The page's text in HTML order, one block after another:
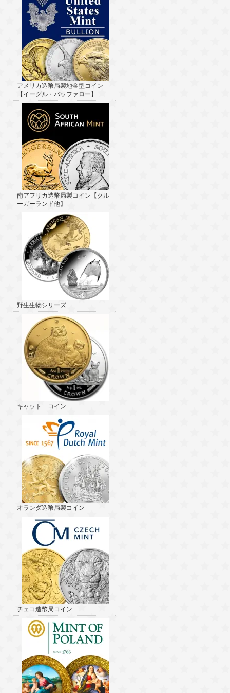
アメリカ造幣局製地金型コイン
【イーグル・バッファロー】
南アフリカ造幣局製コイン【クル
ーガーランド他】
野生生物シリーズ
キャット コイン
オランダ造幣局製コイン
チェコ造幣局コイン